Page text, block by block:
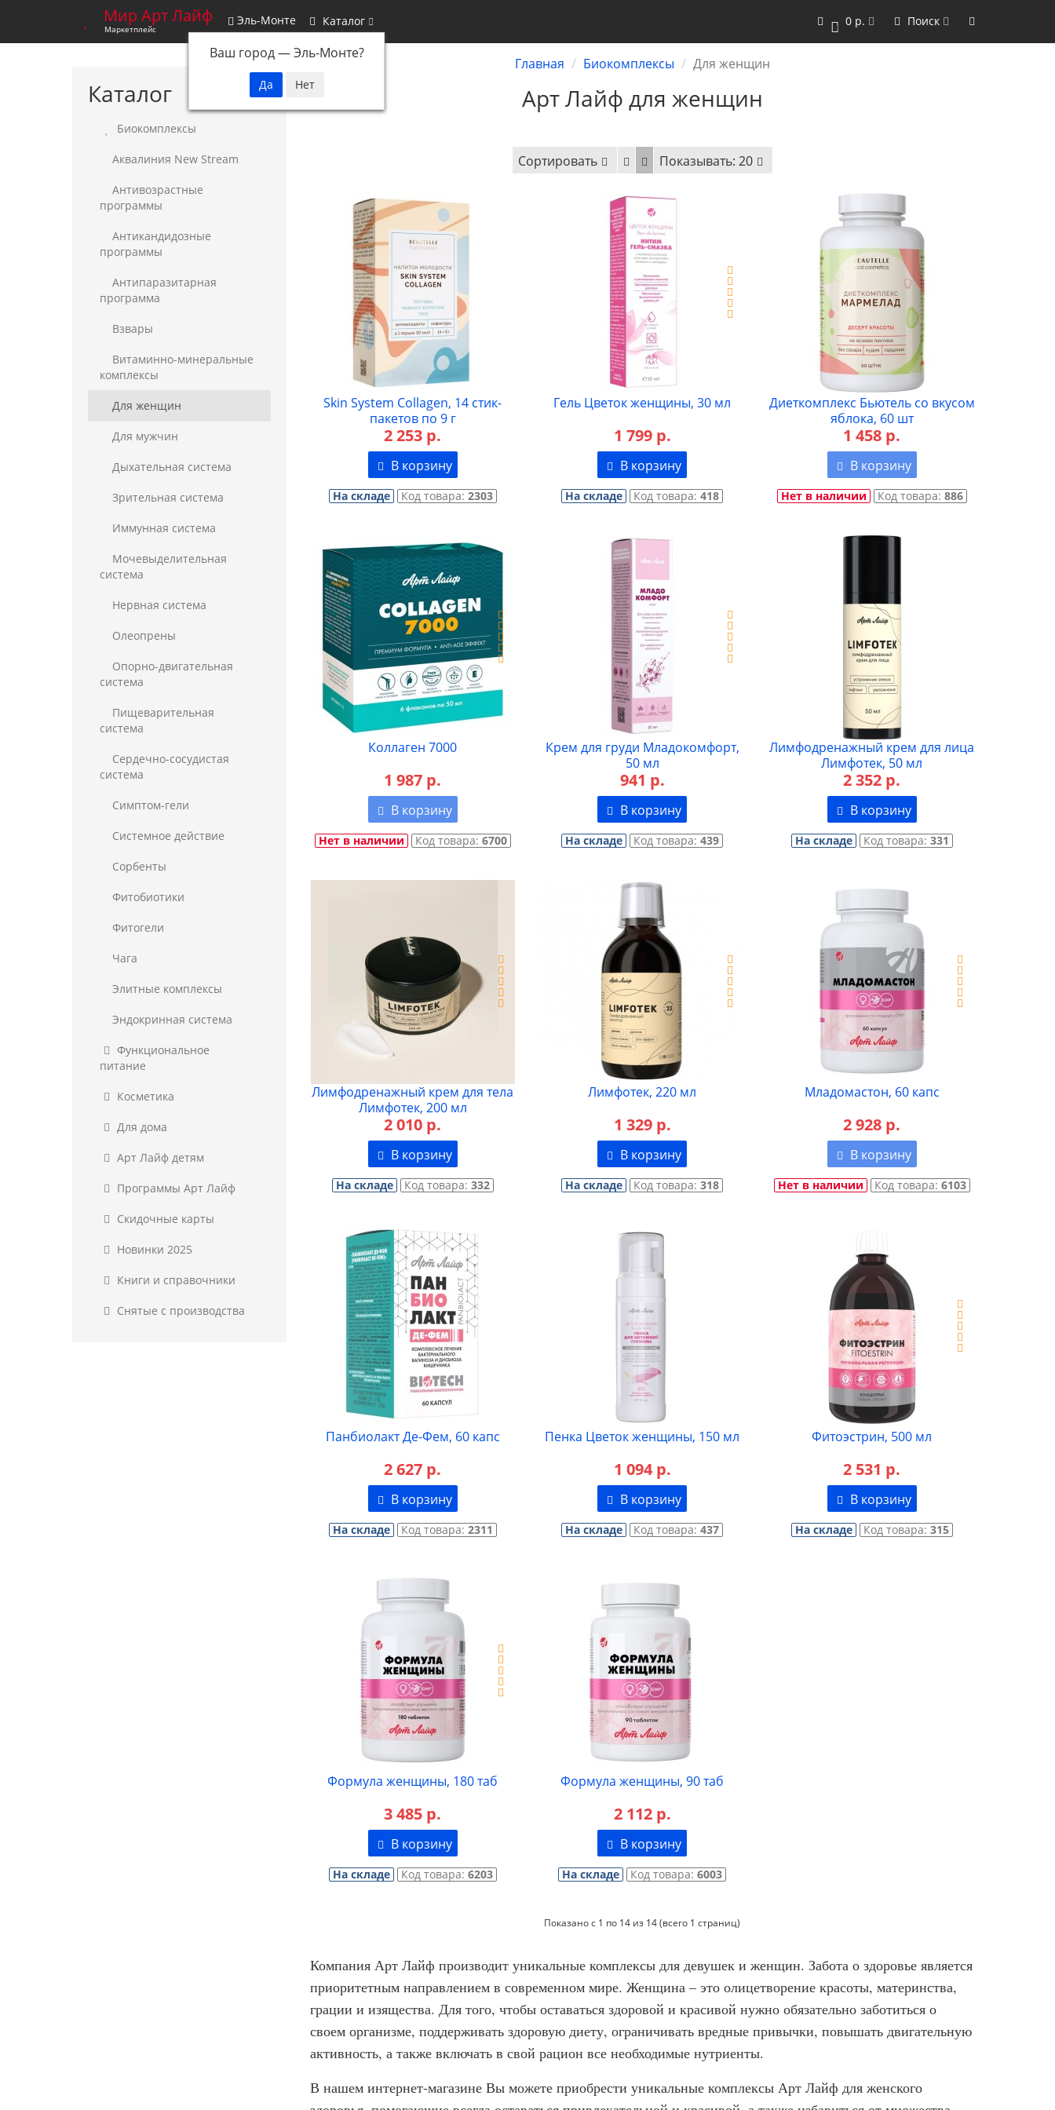
Мир Арт Лайф
Маркетплейс
Эль-Монте
Ваш город —Эль-Монте?
Каталог 0 0 р. Поиск
Каталог
Биокомплексы
Аквалиния New Stream
Антивозрастные
программы
Антикандидозные
программы
Антипаразитарная
программа
Взвары
Витаминно-минеральные
комплексы
Для женщин
Для мужчин
Дыхательная система
Зрительная система
Иммунная система
Мочевыделительная
система
Нервная система
Олеопрены
Опорно-двигательная
система
Пищеварительная
система
Сердечно-сосудистая
система
Симптом-гели
Системное действие
Сорбенты
Фитобиотики
Фитогели
Чага
Элитные комплексы
Эндокринная система
Функциональное
питание
Косметика
Для дома
Арт Лайф детям
Программы Арт Лайф
Скидочные карты
Новинки 2025
Книги и справочники
Снятые с производства
Главная Биокомплексы Для женщин
Арт Лайф для женщин
Сортировать Показывать: 20
Skin System Collagen, 14 стик-
пакетов по 9 г
2 253 р.
В корзину
На складе Код товара: 2303
Гель Цветок женщины, 30 мл
1 799 р.
В корзину
На складе Код товара:418
Диеткомплекс Бьютель со вкусом
яблока, 60 шт
1 458 р.
В корзину
Нет в наличии Код товара: 886
Коллаген 7000
1 987 р.
В корзину
Нет в наличии Код товара: 6700
Крем для груди Младокомфорт,
50 мл
941 р.
В корзину
На складе Код товара:439
Лимфодренажный крем для лица
Лимфотек, 50 мл
2 352 р.
В корзину
На складе Код товара: 331
Лимфодренажный крем для тела
Лимфотек, 200 мл
2 010 р.
В корзину
На складе Код товара: 332
Лимфотек, 220 мл
1 329 р.
В корзину
На складе Код товара:318
Младомастон, 60 капс
2 928 р.
В корзину
Нет в наличии Код товара: 6103
Панбиолакт Де-Фем, 60 капс
2 627 р.
В корзину
На складе Код товара: 2311
Пенка Цветок женщины, 150 мл
1 094 р.
В корзину
На складе Код товара:437
Фитоэстрин, 500 мл
2 531 р.
В корзину
На складе Код товара: 315
Формула женщины, 180 таб
3 485 р.
В корзину
На складе Код товара: 6203
Формула женщины, 90 таб
2 112 р.
В корзину
На складе Код товара:6003
Показано с 1 по 14 из 14 (всего 1 страниц)
Компания Арт Лайф производит уникальные комплексы для девушек и женщин. Забота о здоровье является
приоритетным направлением в современном мире. Женщина – это олицетворение красоты, материнства,
грации и изящества. Для того, чтобы оставаться здоровой и красивой нужно обязательно заботиться о
своем организме, поддерживать здоровую диету, ограничивать вредные привычки, повышать двигательную
активность, а также включать в свой рацион все необходимые нутриенты.
В нашем интернет-магазине Вы можете приобрести уникальные комплексы Арт Лайф для женского